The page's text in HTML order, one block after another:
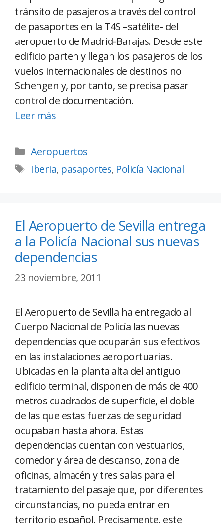
tránsito de pasajeros a través del control
de pasaportes en la T4S –satélite- del
aeropuerto de Madrid-Barajas. Desde este
edificio parten y llegan los pasajeros de los
vuelos internacionales de destinos no
Schengen y, por tanto, se precisa pasar
control de documentación.
Leer más
Aeropuertos
Iberia, pasaportes, Policía Nacional
El Aeropuerto de Sevilla entrega
a la Policía Nacional sus nuevas
dependencias
23 noviembre, 2011
El Aeropuerto de Sevilla ha entregado al
Cuerpo Nacional de Policía las nuevas
dependencias que ocuparán sus efectivos
en las instalaciones aeroportuarias.
Ubicadas en la planta alta del antiguo
edificio terminal, disponen de más de 400
metros cuadrados de superficie, el doble
de las que estas fuerzas de seguridad
ocupaban hasta ahora. Estas
dependencias cuentan con vestuarios,
comedor y área de descanso, zona de
oficinas, almacén y tres salas para el
tratamiento del pasaje que, por diferentes
circunstancias, no pueda entrar en
territorio español. Precisamente, este